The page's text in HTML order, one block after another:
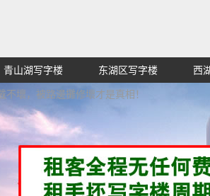
端高档高级超甲级办公室信息网,买
青山湖写字楼 东湖区写字楼 西
壞，被路邊攤修壞才是真相！